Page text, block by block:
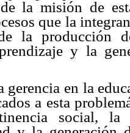
la misión de
que la
la producción
y la
gerencia en la
a esta
social,